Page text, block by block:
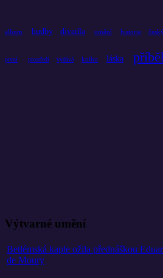
album hudby divadla umění historie
první prostředí vydává knihu láska
Výtvarné umění
Betlémská kaple ožila přednáškou
de Moury